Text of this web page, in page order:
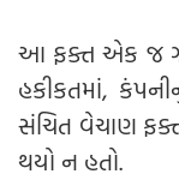
આ ફક્ત એક જ
હકીકતમાં,
સંચિત વેચાણ
થયો ન હતો.